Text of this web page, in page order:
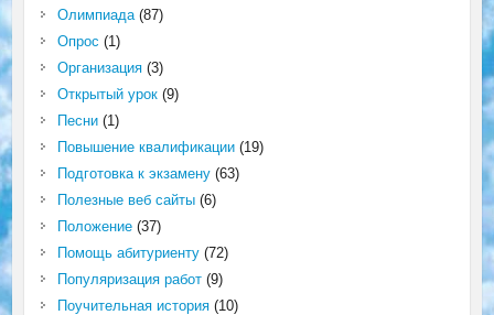
Олимпиада(87)
Опрос (1)
Организация(3)
Открытый урок(9)
Песни(1)
Повышение квалификации(19)
Подготовка к экзамену(63)
Полезные веб сайты(6)
Положение(37)
Помощь абитуриенту(72)
Популяризация работ(9)
Поучительная история(10)